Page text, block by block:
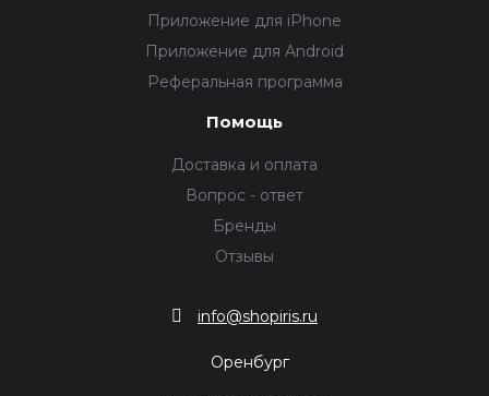
Приложение для iPhone
Приложение для Android
Реферальная программа
Помощь
Доставка и оплата
Вопрос - ответ
Бренды
Отзывы
info@shopiris.ru
Оренбург